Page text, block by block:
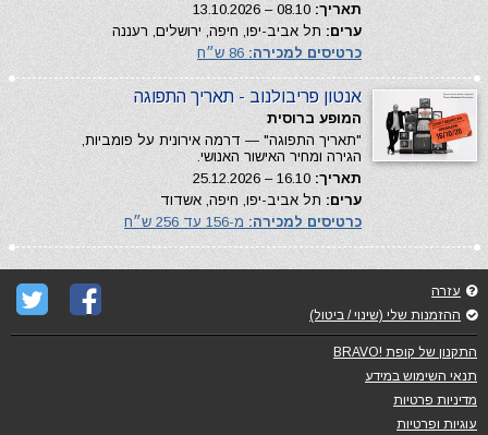
תאריך:
ערים: תל אביב-יפו, חיפה, ירושלים, רעננה
כרטיסים למכירה:
אנטון פריבולנוב - תאריך התפוגה
המופע ברוסית
"תאריך התפוגה" — דרמה אירונית על פומביות,
הגירה ומחיר האישור האנושי.
תאריך:
ערים: תל אביב-יפו, חיפה, אשדוד
כרטיסים למכירה: מ-156 עד 256 ש״ח
עזרה
ההזמנות שלי (שינוי / ביטול)
התקנון של קופת !BRAVO
תנאי השימוש במידע
מדיניות פרטיות
עוגיות ופרטיות